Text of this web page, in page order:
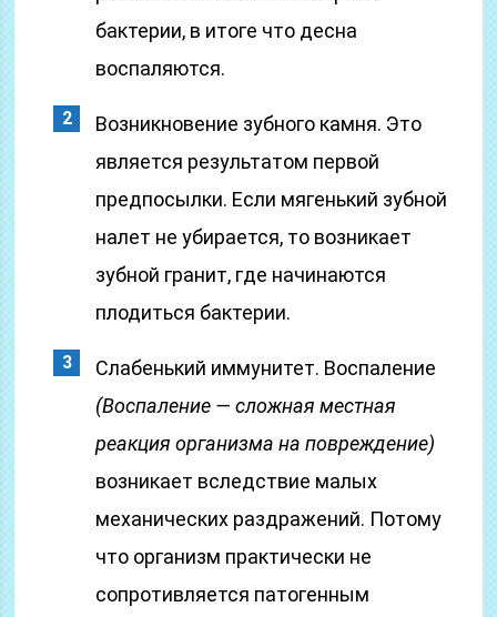
бактерии, в итоге что десна
воспаляются.
Возникновение зубного камня. Это
является результатом первой
предпосылки. Если мягенький зубной
налет не убирается, то возникает
зубной гранит, где начинаются
плодиться бактерии.
Слабенький иммунитет. Воспаление
(Воспаление — сложная местная
реакция организма на повреждение)
возникает вследствие малых
механических раздражений. Потому
что организм практически не
сопротивляется патогенным